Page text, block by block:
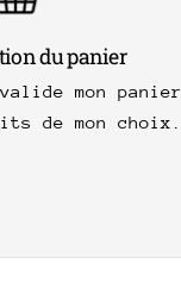
du panier
mon panier
de mon choix.